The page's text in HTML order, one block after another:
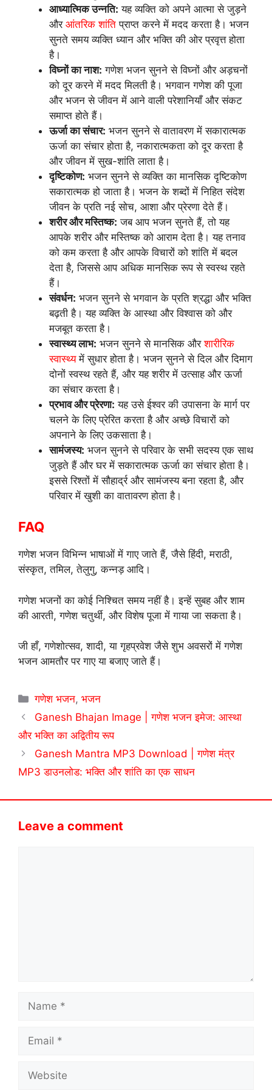
आध्यात्मिक उन्नति: यह व्यक्ति को अपने आत्मा से जुड़ने
और आंतरिक शांति प्राप्त करने में मदद करता है। भजन
सुनते समय व्यक्ति ध्यान और भक्ति की ओर प्रवृत्त होता
है।
विघ्नों का नाश: गणेश भजन सुनने से विघ्नों और अड़चनों
को दूर करने में मदद मिलती है। भगवान गणेश की पूजा
और भजन से जीवन में आने वाली परेशानियाँ और संकट
समाप्त होते हैं।
ऊर्जा का संचार: भजन सुनने से वातावरण में सकारात्मक
ऊर्जा का संचार होता है, नकारात्मकता को दूर करता है
और जीवन में सुख-शांति लाता है।
दृष्टिकोण: भजन सुनने से व्यक्ति का मानसिक दृष्टिकोण
सकारात्मक हो जाता है। भजन के शब्दों में निहित संदेश
जीवन के प्रति नई सोच, आशा और प्रेरणा देते हैं।
शरीर और मस्तिष्क: जब आप भजन सुनते हैं, तो यह
आपके शरीर और मस्तिष्क को आराम देता है। यह तनाव
को कम करता है और आपके विचारों को शांति में बदल
देता है, जिससे आप अधिक मानसिक रूप से स्वस्थ रहते
हैं।
संवर्धन: भजन सुनने से भगवान के प्रति श्रद्धा और भक्ति
बढ़ती है। यह व्यक्ति के आस्था और विश्वास को और
मजबूत करता है।
स्वास्थ्य लाभ: भजन सुनने से मानसिक औरशारीरिक
स्वास्थ्यमें सुधार होता है। भजन सुनने से दिल और दिमाग
दोनों स्वस्थ रहते हैं, और यह शरीर में उत्साह और ऊर्जा
का संचार करता है।
प्रभाव और प्रेरणा: यह उसे ईश्वर की उपासना के मार्ग पर
चलने के लिए प्रेरित करता है और अच्छे विचारों को
अपनाने के लिए उकसाता है।
सामंजस्य: भजन सुनने से परिवार के सभी सदस्य एक साथ
जुड़ते हैं और घर में सकारात्मक ऊर्जा का संचार होता है।
इससे रिश्तों में सौहार्द्र और सामंजस्य बना रहता है, और
परिवार में खुशी का वातावरण होता है।
FAQ
गणेश भजन विभिन्न भाषाओं में गाए जाते हैं, जैसे हिंदी, मराठी,
संस्कृत, तमिल, तेलुगु, कन्नड़ आदि।
गणेश भजनों का कोई निश्चित समय नहीं है। इन्हें सुबह और शाम
की आरती, गणेश चतुर्थी, और विशेष पूजा में गाया जा सकता है।
जी हाँ, गणेशोत्सव, शादी, या गृहप्रवेश जैसे शुभ अवसरों में गणेश
भजन आमतौर पर गाए या बजाए जाते हैं।
Categories
गणेश भजन,भजन
Ganesh Bhajan Image | गणेश भजन इमेज: आस्था
और भक्ति का अद्वितीय रूप
Ganesh Mantra MP3 Download | गणेश मंत्र
MP3 डाउनलोड: भक्ति और शांति का एक साधन
Leave a comment
Name
Email
Website